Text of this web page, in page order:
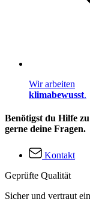
Wir arbeiten
klimabewusst.
Benötigst du Hilfe
gerne deine Fragen.
Kontakt
Geprüfte Qualität
Sicher und vertraut